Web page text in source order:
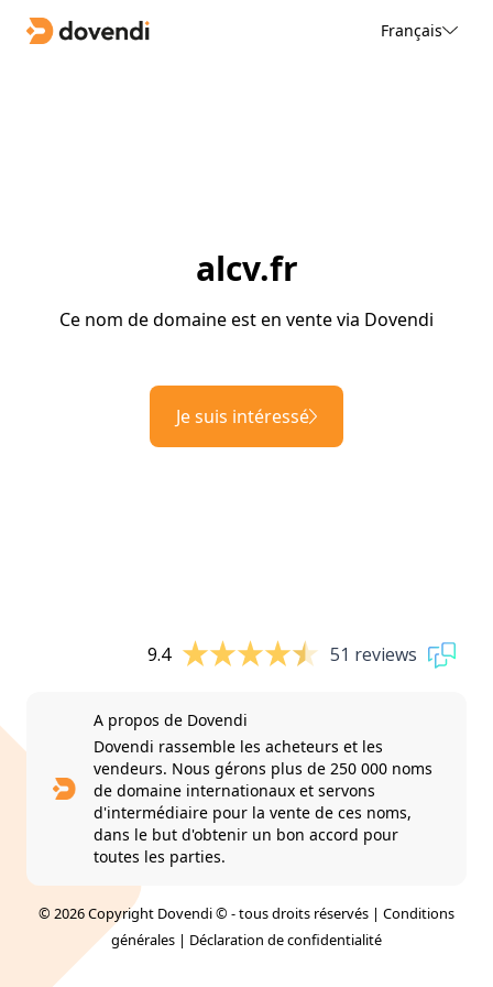
Français
alcv.fr
Ce nom de domaine est en vente via Dovendi
Je suis intéressé
9.4 51 reviews
A propos de Dovendi
Dovendi rassemble les acheteurs et les
vendeurs. Nous gérons plus de 250 000 noms
de domaine internationaux et servons
d'intermédiaire pour la vente de ces noms,
dans le but d'obtenir un bon accord pour
toutes les parties.
© 2026 Copyright Dovendi © - tous droits réservés | Conditions
générales | Déclaration de confidentialité